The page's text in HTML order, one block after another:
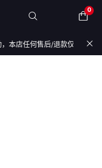
0
店任何售后/退款仅通过店